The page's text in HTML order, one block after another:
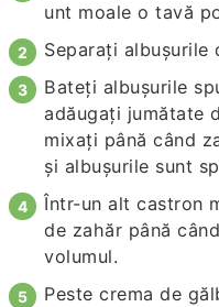
unt moale o tavă
Separați albușurile
Bateți albușurile
adăugați jumătate
mixați până când
și albușurile sunt
Într-un alt castron
de zahăr până
volumul.
Peste crema de